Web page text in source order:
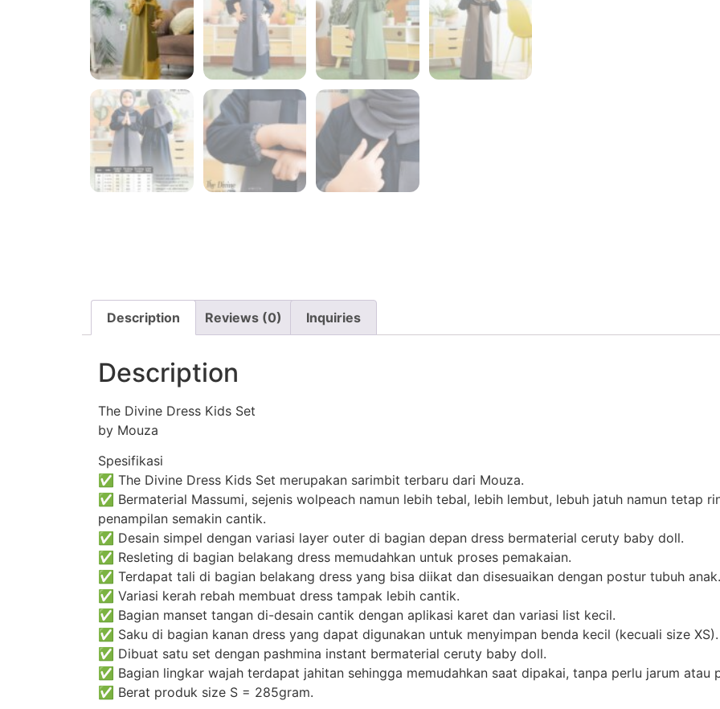
Description Reviews (0) Inquiries
Description
The Divine Dress Kids Set
by Mouza
Spesifikasi
✅ The Divine Dress Kids Set merupakan sarimbit terbaru dari Mouza.
✅ Bermaterial Massumi, sejenis wolpeach namun lebih tebal, lebih lembut, lebuh jatuh namun tetap
penampilan semakin cantik.
✅ Desain simpel dengan variasi layer outer di bagian depan dress bermaterial ceruty baby doll.
✅ Resleting di bagian belakang dress memudahkan untuk proses pemakaian.
✅ Terdapat tali di bagian belakang dress yang bisa diikat dan disesuaikan dengan postur tubuh anak.
✅ Variasi kerah rebah membuat dress tampak lebih cantik.
✅ Bagian manset tangan di-desain cantik dengan aplikasi karet dan variasi list kecil.
✅ Saku di bagian kanan dress yang dapat digunakan untuk menyimpan benda kecil (kecuali size XS).
✅ Dibuat satu set dengan pashmina instant bermaterial ceruty baby doll.
✅ Bagian lingkar wajah terdapat jahitan sehingga memudahkan saat dipakai, tanpa perlu jarum atau
✅ Berat produk size S = 285gram.